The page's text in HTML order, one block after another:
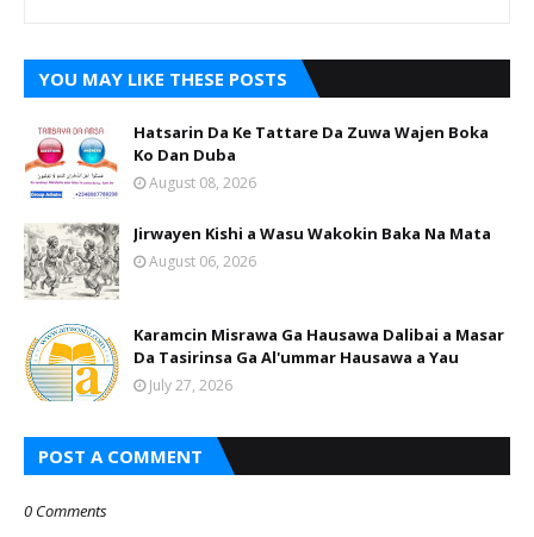
YOU MAY LIKE THESE POSTS
Hatsarin Da Ke Tattare Da Zuwa Wajen Boka
Ko Dan Duba
August 08, 2026
Jirwayen Kishi a Wasu Wakokin Baka Na Mata
August 06, 2026
Karamcin Misrawa Ga Hausawa Dalibai a Masar
Da Tasirinsa Ga Al'ummar Hausawa a Yau
July 27, 2026
POST A COMMENT
0 Comments